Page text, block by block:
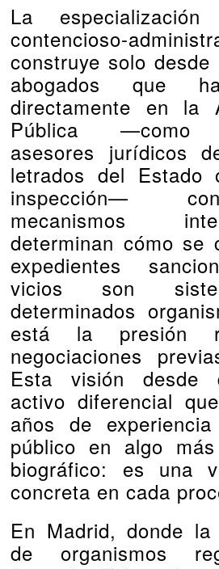
La
contencioso-
construye solo
abogados que
directamente en la
Pública —como
asesores jurídicos
letrados del Estado
inspección—
mecanismos
determinan cómo se
expedientes
vicios son
determinados
está la presión
negociaciones
Esta visión desde
activo diferencial
años de
público en algo
biográfico: es una
concreta en cada
En Madrid, donde la
de organismos